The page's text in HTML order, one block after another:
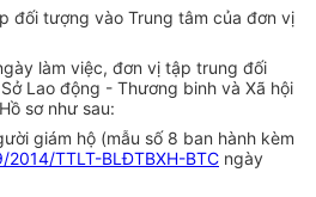
đối tượng vào Trung tâm của đơn vị
làm việc, đơn vị tập trung đối
Lao động - Thương binh và Xã hội
sơ như sau:
giám hộ (mẫu số 8 ban hành kèm
2014/TTLT-BLĐTBXH-BTC ngày